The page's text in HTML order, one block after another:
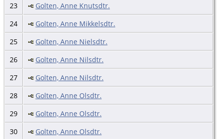
23
Golten, Anne Knutsdtr.
24
Golten, Anne Mikkelsdtr.
25
Golten, Anne Nielsdtr.
26
Golten, Anne Nilsdtr.
27
Golten, Anne Nilsdtr.
28
Golten, Anne Olsdtr.
29
Golten, Anne Olsdtr.
30
Golten, Anne Olsdtr.